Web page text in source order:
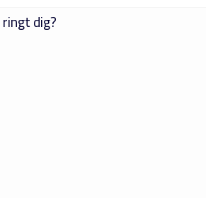
ringt dig?